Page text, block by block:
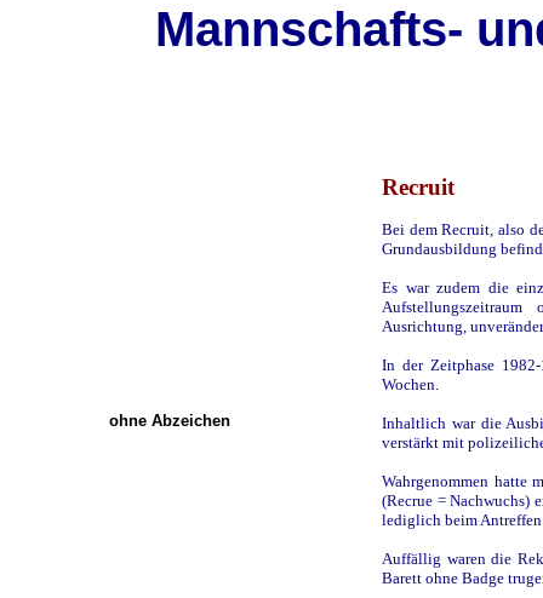
Mannschafts-
ohne Abzeichen
Recruit
Bei dem Recruit, also
Grundausbildung
Es war zudem die
Ausrichtung,
In der Zeitphase
Wochen.
Inhaltlich war die
verstärkt mit
Wahrgenommen hatte
(Recrue = Nachwuchs)
lediglich beim
Auffällig waren die
Barett ohne Badge